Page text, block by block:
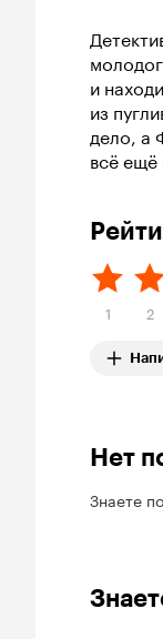
и
из
дело, а
всё ещё
1 2
Нет
Знаете